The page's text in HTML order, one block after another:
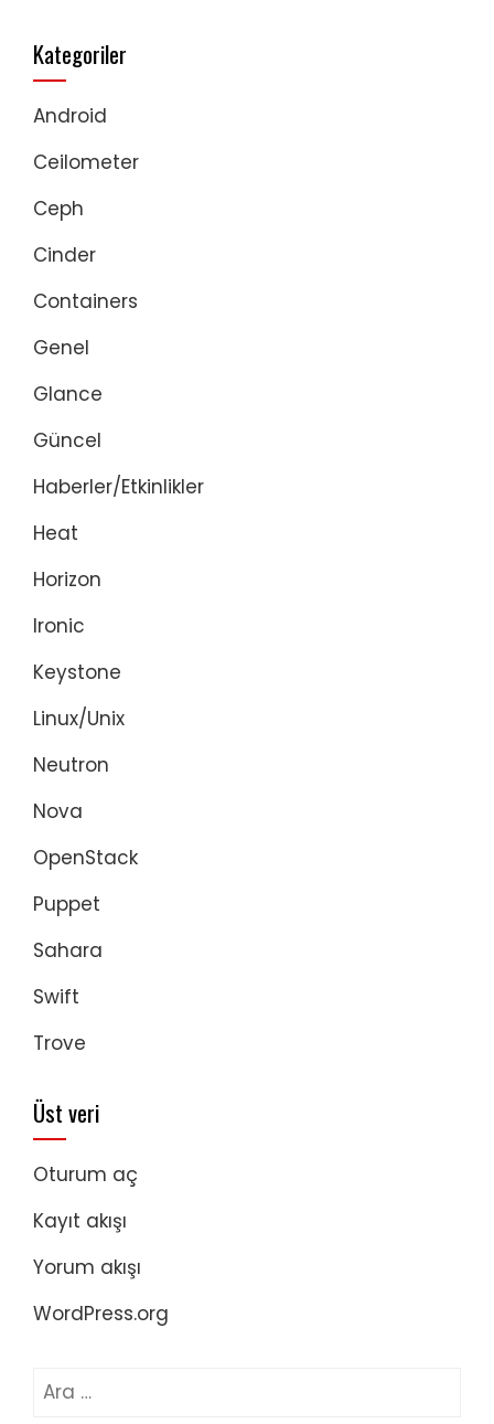
Kategoriler
Android
Ceilometer
Ceph
Cinder
Containers
Genel
Glance
Güncel
Haberler/Etkinlikler
Heat
Horizon
Ironic
Keystone
Linux/Unix
Neutron
Nova
OpenStack
Puppet
Sahara
Swift
Trove
Üst veri
Oturum aç
Kayıt akışı
Yorum akışı
WordPress.org
Arama: